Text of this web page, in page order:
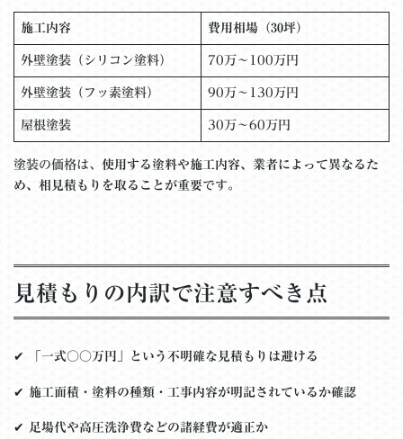
施工内容 費用相場（30坪）
外壁塗装（シリコン塗料） 70万～100万円
外壁塗装（フッ素塗料） 90万～130万円
屋根塗装 30万～60万円
塗装の価格は、 使用する塗料や施工内容、業者によって異なるた
め、相見積もりを取ることが重要です。
見積もりの内訳で注意すべき点
✔ 「一式○○万円」という不明確な見積もりは避ける
✔ 施工面積・塗料の種類・工事内容が明記されているか確認
✔ 足場代や高圧洗浄費などの諸経費が適正か